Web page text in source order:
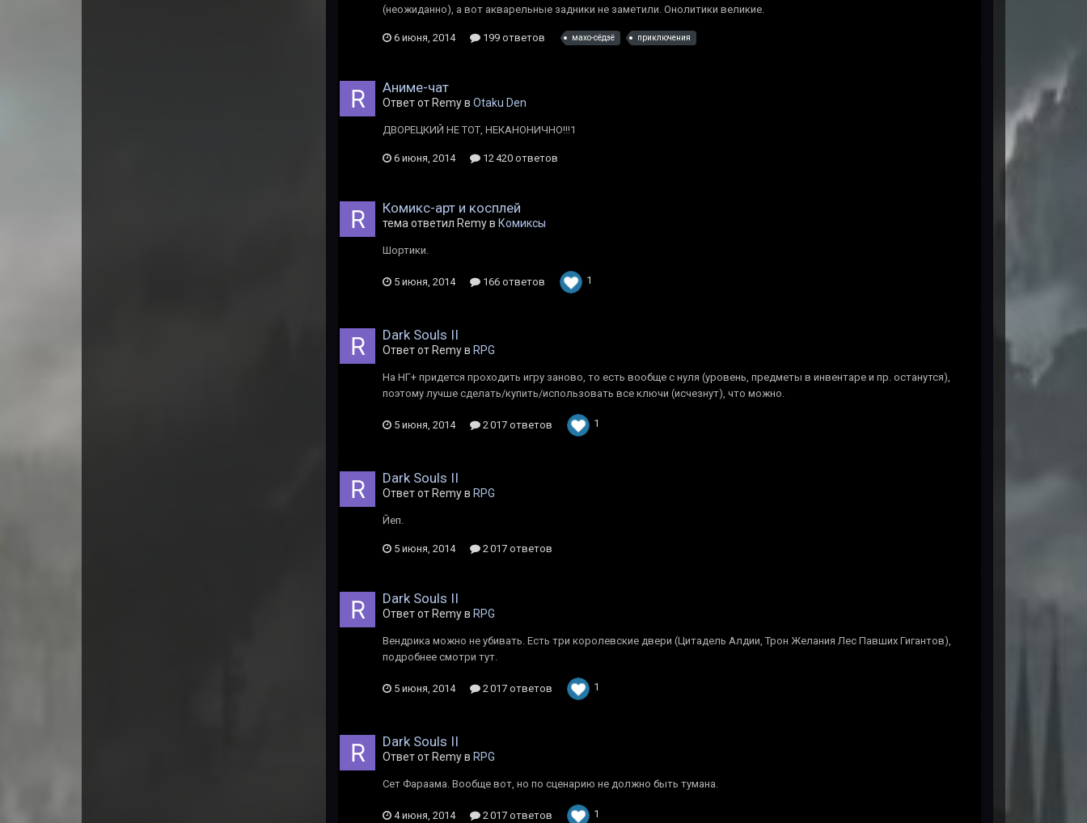
(неожиданно), а вот акварельные задники не заметили. Онолитики великие.
6 июня, 2014 199 ответов махо-сёдзё приключения
Аниме-чат
Ответ от Rеmy в Otaku Den
ДВОРЕЦКИЙ НЕ ТОТ, НЕКАНОНИЧНО!!!1
6 июня, 2014 12 420 ответов
Комикс-арт и косплей
тема ответил Rеmy в Комиксы
Шортики.
5 июня, 2014 166 ответов 1
Dark Souls II
Ответ от Rеmy в RPG
На НГ+ придется проходить игру заново, то есть вообще с нуля (уровень, предметы в инвентаре и пр. останутся),
поэтому лучше сделать/купить/использовать все ключи (исчезнут), что можно.
5 июня, 2014 2 017 ответов 1
Dark Souls II
Ответ от Rеmy в RPG
Йеп.
5 июня, 2014 2 017 ответов
Dark Souls II
Ответ от Rеmy в RPG
Вендрика можно не убивать. Есть три королевские двери (Цитадель Алдии, Трон Желания Лес Павших Гигантов),
подробнее смотри тут.
5 июня, 2014 2 017 ответов 1
Dark Souls II
Ответ от Rеmy в RPG
Сет Фараама. Вообще вот, но по сценарию не должно быть тумана.
4 июня, 2014 2 017 ответов 1